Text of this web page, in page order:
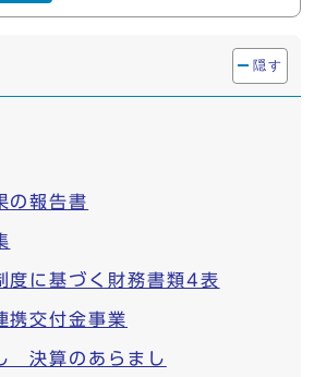
隠す
の報告書
度に基づく財務書類4表
携交付金事業
決算のあらまし